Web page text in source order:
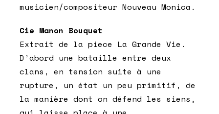
musicien/compositeur Nouveau Monica.
Cie Manon Bouquet
Extrait de la piece La Grande Vie.
D’abord une bataille entre deux
clans, en tension suite à une
rupture, un état un peu primitif, de
la manière dont on défend les siens,